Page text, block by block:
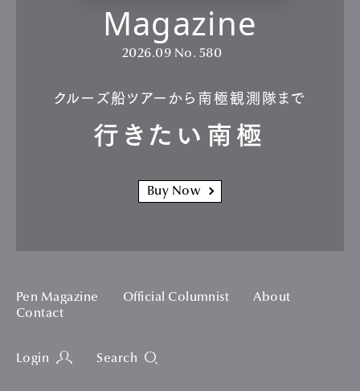
Magazine
2026.09 No. 580
クルーズ船ツアーから南極観測隊まで
行きたい南極
Buy Now
Pen Magazine Official Columnist
About
Contact
Login Search